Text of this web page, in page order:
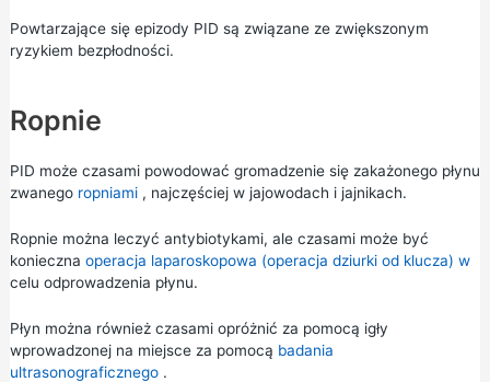
Powtarzające się epizody PID są związane ze zwiększonym
ryzykiem bezpłodności.
Ropnie
PID może czasami powodować gromadzenie się zakażonego płynu
zwanego ropniami, najczęściej w jajowodach i jajnikach.
Ropnie można leczyć antybiotykami, ale czasami może być
konieczna operacja laparoskopowa (operacja dziurki od klucza) w
celu odprowadzenia płynu.
Płyn można również czasami opróżnić za pomocą igły
wprowadzonej na miejsce za pomocą badania
ultrasonograficznego.